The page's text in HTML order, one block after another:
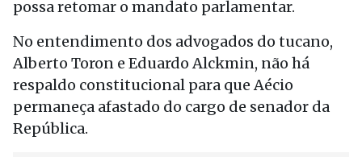
possa retomar o mandato parlamentar.
No entendimento dos advogados do tucano,
Alberto Toron e Eduardo Alckmin, não há
respaldo constitucional para que Aécio
permaneça afastado do cargo de senador da
República.